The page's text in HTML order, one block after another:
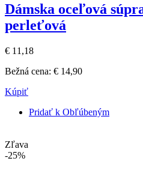
Dámska oceľová
perleťová
€ 11,18
Bežná cena: € 14,90
Kúpiť
Pridať k Obľúbeným
Zľava
-25%